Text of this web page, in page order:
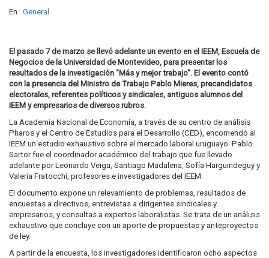
En : General
El pasado 7 de marzo se llevó adelante un evento en el IEEM, Escuela de
Negocios de la Universidad de Montevideo, para presentar los
resultados de la investigación "Más y mejor trabajo". El evento contó
con la presencia del Ministro de Trabajo Pablo Mieres, precandidatos
electorales, referentes políticos y sindicales, antiguos alumnos del
IEEM y empresarios de diversos rubros.
La Academia Nacional de Economía, a través de su centro de análisis
Pharos y el Centro de Estudios para el Desarrollo (CED), encomendó al
IEEM un estudio exhaustivo sobre el mercado laboral uruguayo. Pablo
Sartor fue el coordinador académico del trabajo que fue llevado
adelante por Leonardo Veiga, Santiago Madalena, Sofía Harguindeguy y
Valeria Fratocchi, profesores e investigadores del IEEM.
El documento expone un relevamiento de problemas, resultados de
encuestas a directivos, entrevistas a dirigentes sindicales y
empresarios, y consultas a expertos laboralistas. Se trata de un análisis
exhaustivo que concluye con un aporte de propuestas y anteproyectos
de ley.
A partir de la encuesta, los investigadores identificaron ocho aspectos